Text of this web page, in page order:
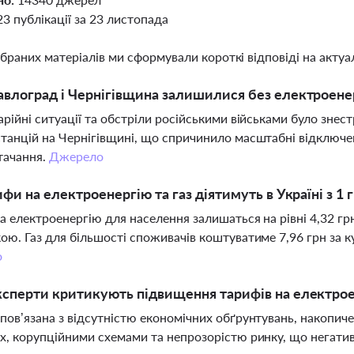
публікації за 23 листопада
матеріалів ми сформували короткі відповіді на
і Чернігівщина залишилися без
ситуації та обстріли російськими військами було
на Чернігівщині, що спричинило масштабні
Джерело
на електроенергію та газ діятимуть в Україні з 1
електроенергію для населення залишаться на рівні 4,32
Газ для більшості споживачів коштуватиме 7,96 грн за
критикують підвищення тарифів на
з відсутністю економічних обґрунтувань,
корупційними схемами та непрозорістю ринку, що